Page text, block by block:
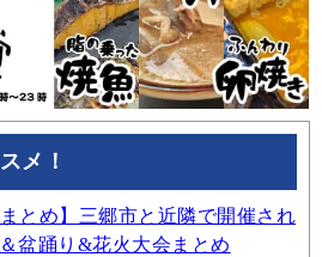
メ！
まとめ】三郷市と近隣で開催され
盆踊り&花火大会まとめ